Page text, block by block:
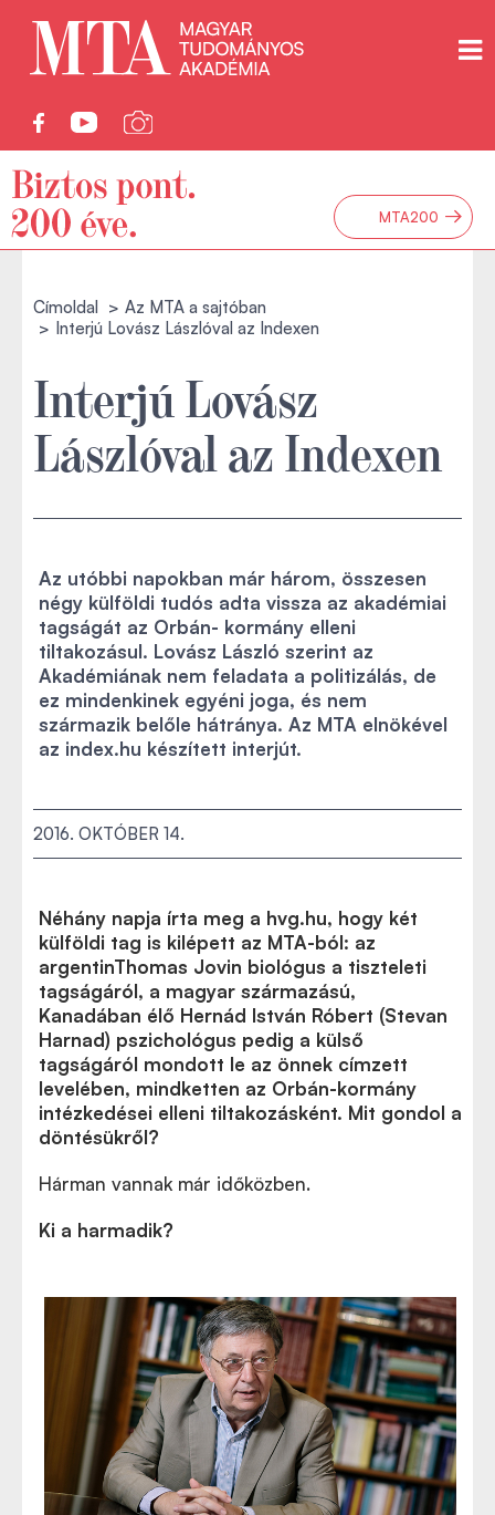
MTA200 →
Címoldal
Az MTA a sajtóban
Interjú Lovász Lászlóval az Indexen
Interjú Lovász
Lászlóval az Indexen
Az utóbbi napokban már három, összesen
négy külföldi tudós adta vissza az akadémiai
tagságát az Orbán- kormány elleni
tiltakozásul. Lovász László szerint az
Akadémiának nem feladata a politizálás, de
ez mindenkinek egyéni joga, és nem
származik belőle hátránya. Az MTA elnökével
az index.hu készített interjút.
2016. OKTÓBER 14.
Néhány napja írta meg a hvg.hu, hogy két
külföldi tag is kilépett az MTA-ból: az
argentinThomas Jovin biológus a tiszteleti
tagságáról, a magyar származású,
Kanadában élő Hernád István Róbert (Stevan
Harnad) pszichológus pedig a külső
tagságáról mondott le az önnek címzett
levelében, mindketten az Orbán-kormány
intézkedései elleni tiltakozásként. Mit gondol a
döntésükről?
Hárman vannak már időközben.
Ki a harmadik?